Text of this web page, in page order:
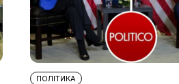
ПОЛІТИКА